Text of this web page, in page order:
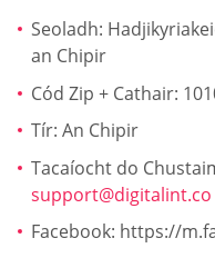
Seoladh:
an Chipir
Cód Zip + Cathair:
Tír: An Chipir
Tacaíocht do
support@digitalint.co
Facebook: https://